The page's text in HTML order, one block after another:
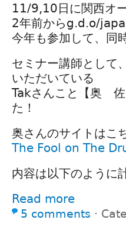
11/9,10日に関西オ
2年前からg.d.o/
今年も参加して、同
セミナー講師として
いただいている
Takさんこと【奥 佐
た！
奥さんのサイトはこ
The Fool on The
内容は以下のように
Read more
5 comments ⋅